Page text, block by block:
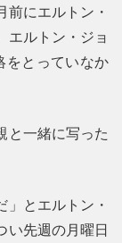
にエルトン・
エルトン・ジョ
をとっていなか
と一緒に写った
」とエルトン・
い先週の月曜日